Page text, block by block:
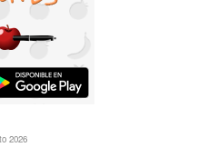
2026